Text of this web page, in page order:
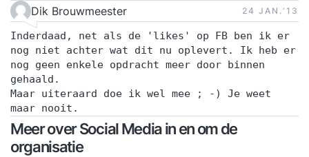
rondom jouw organisatie kunt monitoren. Je
meet en optimaliseert. Aan bod komen KPI’s,
vanity metrics, Net Promoter Score en ROI. Je
stelt KPI’s op waaraan je het succes van je social
mediastrategie kunt aflezen. Dat gaat verder dan
het aantal volgers! Ook bespreken we tools om
resultaten te meten.
Dik Brouwmeester 24 JAN.‘13
Inderdaad, net als de 'likes' op FB ben ik er
nog niet achter wat dit nu oplevert. Ik heb er
nog geen enkele opdracht meer door binnen
gehaald.
Maar uiteraard doe ik wel mee ; -) Je weet
maar nooit.
Meer over Social Media in en om de
organisatie